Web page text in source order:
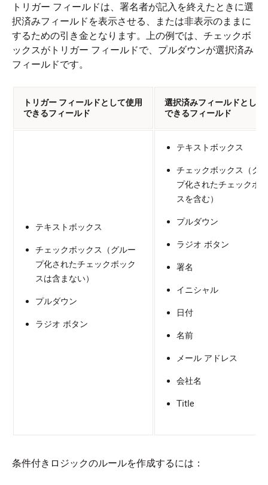
トリガー フィールドは、署名者が記入を終えたときに選
択済みフィールドを表示させる、または非表示のままに
するための引き金となります。上の例では、チェックボ
ックスがトリガー フィールドで、プルダウンが選択済み
フィールドです。
トリガー フィールドとして使用
できるフィールド
選択済みフィールドとして
できるフィールド
テキストボックス
チェックボックス（グルー
プ化されたチェックボック
スは含まない）
プルダウン
ラジオ ボタン
テキストボックス
チェックボックス（グ
プ化されたチェックボ
スを含む）
プルダウン
ラジオ ボタン
署名
イニシャル
日付
名前
メール アドレス
会社名
Title
条件付きロジックのルールを作成するには：